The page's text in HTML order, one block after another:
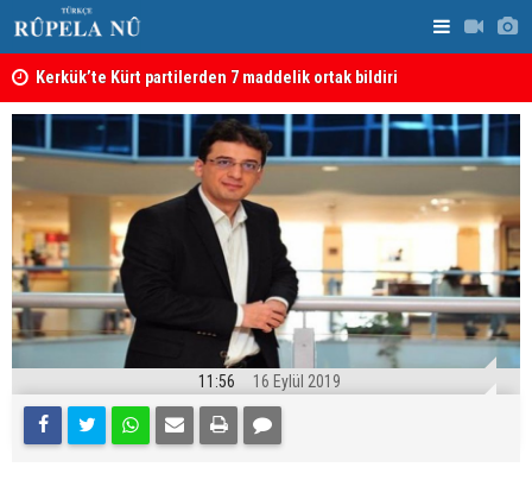
Kerkük’te Kürt partilerden 7 maddelik ortak bildiri
11:56 16 Eylül 2019